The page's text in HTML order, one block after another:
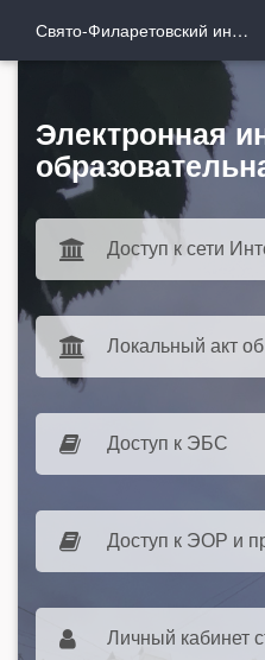
Свято-Филаретовский институт
Электронная
Доступ к сети
Локальный акт
Доступ к ЭБС
Доступ к ЭОР и
Личный кабинет